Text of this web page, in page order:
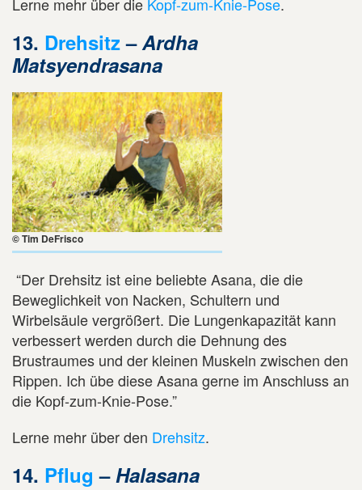
13. Drehsitz–Ardha
Matsyendrasana
© Tim DeFrisco
“Der Drehsitz ist eine beliebte Asana, die die
Beweglichkeit von Nacken, Schultern und
Wirbelsäule vergrößert. Die Lungenkapazität kann
verbessert werden durch die Dehnung des
Brustraumes und der kleinen Muskeln zwischen den
Rippen. Ich übe diese Asana gerne im Anschluss an
die Kopf-zum-Knie-Pose.”
Lerne mehr über den Drehsitz.
14. Pflug –Halasana